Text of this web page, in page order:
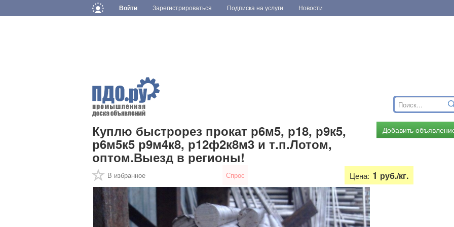
Войти Зарегистрироваться Подписка на услуги Новости
Куплю быстрорез прокат р6м5, р18, р9к5,
р6м5к5 р9м4к8, р12ф2к8м3 и т.п.Лотом,
оптом.Выезд в регионы!
Добавить
В избранное Спрос Цена: 1 руб./кг.